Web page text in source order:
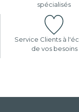
spécialisés
Service Clients à
de vos besoins